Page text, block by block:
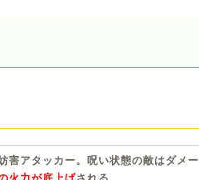
害アタッカー。呪い状態の敵はダメー